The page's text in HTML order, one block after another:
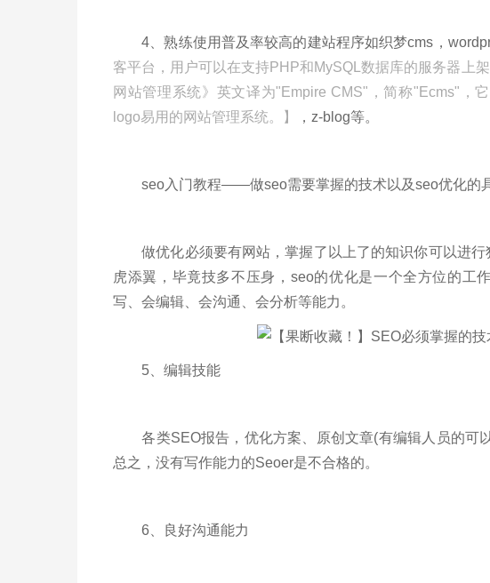
4、熟练使用普及率较高的建站程序如织梦cms，
客平台，用户可以在支持PHP和MySQL数据库的服务器上架
网站管理系统》英文译为"Empire CMS"，简称"Ecms"，
logo易用的网站管理系统。】
，z-blog等。
seo入门教程——做seo需要掌握的技术以及seo优化的
做优化必须要有网站，掌握了以上了的知识你可以进行
虎添翼，毕竟技多不压身，seo的优化是一个全方位的工
写、会编辑、会沟通、会分析等能力。
5、编辑技能
各类SEO报告，优化方案、原创文章(有编辑人员的可以
总之，没有写作能力的Seoer是不合格的。
6、良好沟通能力